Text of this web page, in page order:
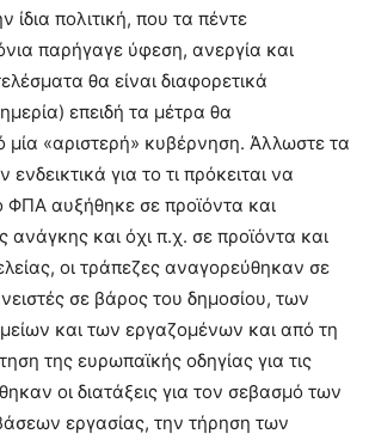
ίδια πολιτική, που τα πέντε
παρήγαγε ύφεση, ανεργία και
θα είναι διαφορετικά
επειδή τα μέτρα θα
μία «αριστερή» κυβέρνηση. Άλλωστε τα
για το τι πρόκειται να
ΦΠΑ αυξήθηκε σε προϊόντα και
ανάγκης και όχι π.χ. σε προϊόντα και
οι τράπεζες αναγορεύθηκαν σε
σε βάρος του δημοσίου, των
και των εργαζομένων και από τη
της ευρωπαϊκής οδηγίας για τις
οι διατάξεις για τον σεβασμό των
εργασίας, την τήρηση των